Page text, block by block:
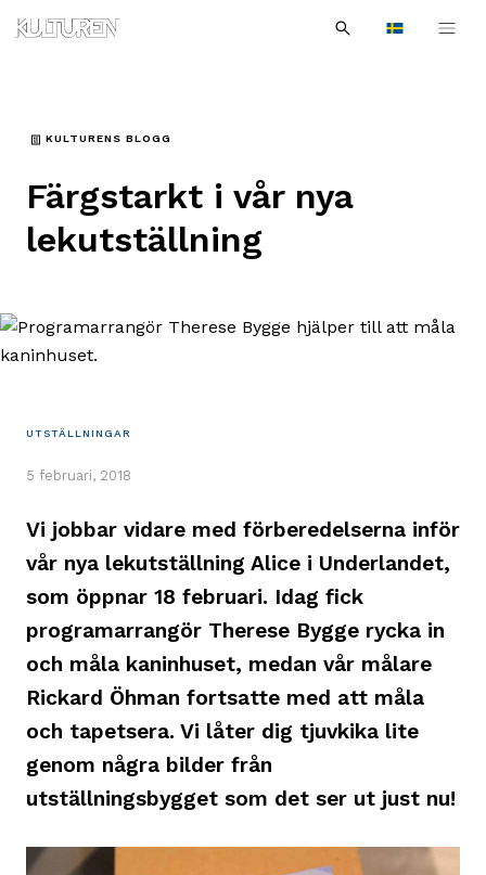
navigationen
innehållet
Languages
efter:
Sök
KULTURENS BLOGG
Färgstarkt i vår nya
lekutställning
UTSTÄLLNINGAR
5 februari, 2018
Vi jobbar vidare med förberedelserna inför
vår nya lekutställning Alice i Underlandet,
som öppnar 18 februari. Idag fick
programarrangör Therese Bygge rycka in
och måla kaninhuset, medan vår målare
Rickard Öhman fortsatte med att måla
och tapetsera. Vi låter dig tjuvkika lite
genom några bilder från
utställningsbygget som det ser ut just nu!